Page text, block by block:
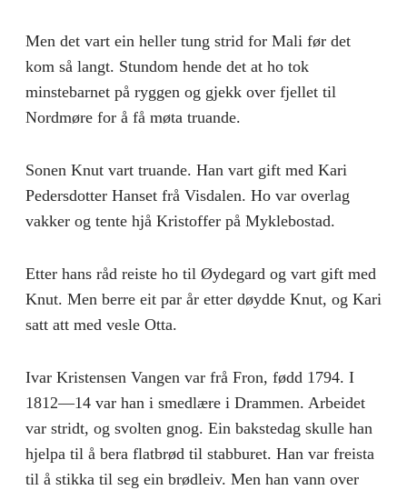
Men det vart ein heller tung strid for Mali før det
kom så langt. Stundom hende det at ho tok
minstebarnet på ryggen og gjekk over fjel­let til
Nordmøre for å få møta truande.
Sonen Knut vart truande. Han vart gift med Kari
Pedersdotter Hanset frå Visdalen. Ho var overlag
vakker og tente hjå Kristoffer på Myklebostad.
Etter hans råd reiste ho til Øydegard og vart gift med
Knut. Men berre eit par år etter døydde Knut, og Kari
satt att med vesle Otta.
Ivar Kristensen Vangen var frå Fron, fødd 1794. I
1812—14 var han i smedlære i Drammen. Arbeidet
var stridt, og svolten gnog. Ein bakstedag skulle han
hjelpa til å bera flatbrød til stabburet. Han var freista
til å stikka til seg ein brødleiv. Men han vann over